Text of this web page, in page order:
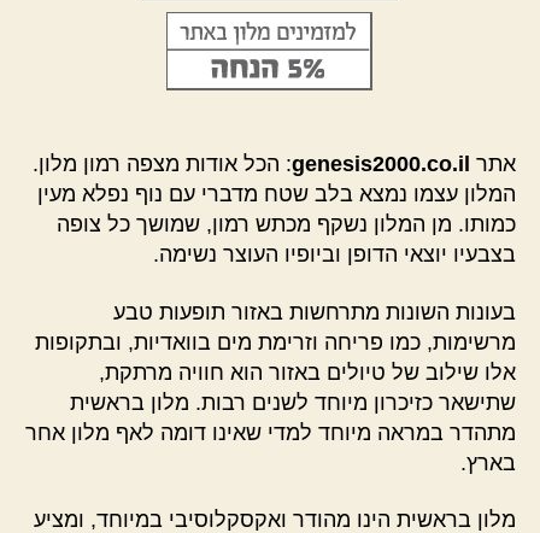
אתר genesis2000.co.il: הכל אודות מצפה רמון מלון.
המלון עצמו נמצא בלב שטח מדברי עם נוף נפלא מעין
כמותו. מן המלון נשקף מכתש רמון, שמושך כל צופה
בצבעיו יוצאי הדופן וביופיו העוצר נשימה.
בעונות השונות מתרחשות באזור תופעות טבע
מרשימות, כמו פריחה וזרימת מים בוואדיות, ובתקופות
אלו שילוב של טיולים באזור הוא חוויה מרתקת,
שתישאר כזיכרון מיוחד לשנים רבות. מלון בראשית
מתהדר במראה מיוחד למדי שאינו דומה לאף מלון אחר
בארץ.
מלון בראשית הינו מהודר ואקסקלוסיבי במיוחד, ומציע